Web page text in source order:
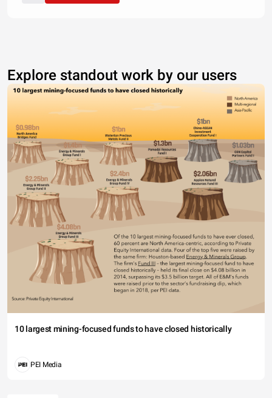
Explore standout work by our users
10 largest mining-focused funds to have closed historically
PEI Media